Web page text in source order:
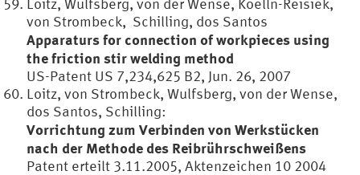
Loitz, Wulfsberg, von der Wense, Koelln-Reisiek,
von Strombeck, Schilling, dos Santos
Apparaturs for connection of workpieces using
the friction stir welding method
US-Patent US 7,234,625 B2, Jun. 26, 2007
Loitz, von Strombeck, Wulfsberg, von der Wense,
dos Santos, Schilling:
Vorrichtung zum Verbinden von Werkstücken
nach der Methode des Reibrührschweißens
Patent erteilt 3.11.2005, Aktenzeichen 10 2004